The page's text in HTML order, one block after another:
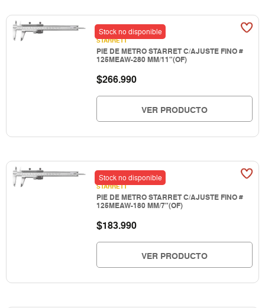
Stock no disponible
STARRETT
PIE DE METRO STARRET C/AJUSTE FINO #
125MEAW-280 MM/11"(OF)
$266.990
VER PRODUCTO
Stock no disponible
STARRETT
PIE DE METRO STARRET C/AJUSTE FINO #
125MEAW-180 MM/7"(OF)
$183.990
VER PRODUCTO